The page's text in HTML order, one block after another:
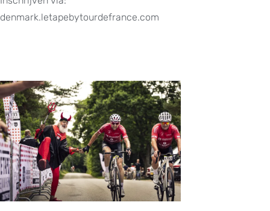
denmark.letapebytourdefrance.com